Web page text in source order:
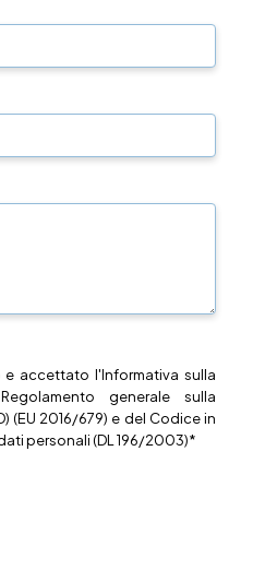
accettato l'Informativa sulla
generale sulla
(EU 2016/679) e del Codice in
personali (DL 196/2003)*